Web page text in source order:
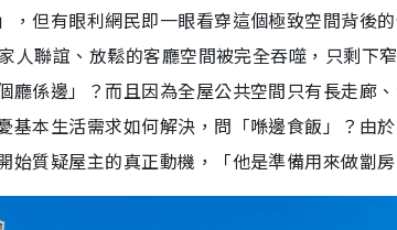
，但有眼利網民即一眼看穿這個極致空間背後
人聯誼、放鬆的客廳空間被完全吞噬，只剩
廳係邊」？而且因為全屋公共空間只有長走廊
基本生活需求如何解決，問「喺邊食飯」？由
始質疑屋主的真正動機，「他是準備用來做劏